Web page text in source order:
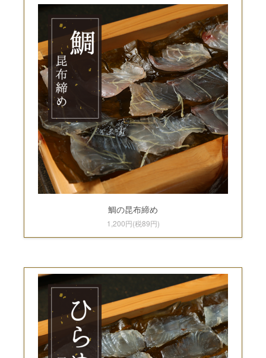
鯛の昆布締め
1,200円(税89円)